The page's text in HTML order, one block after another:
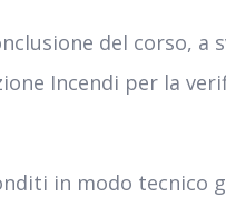
del corso, a
Incendi per la
in modo tecnico